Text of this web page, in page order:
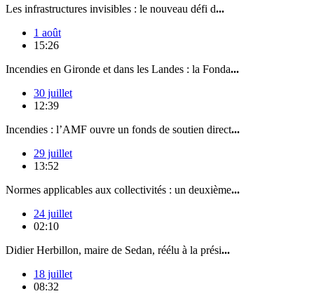
Les infrastructures invisibles : le nouveau défi d...
1 août
15:26
Incendies en Gironde et dans les Landes : la Fonda...
30 juillet
12:39
Incendies : l’AMF ouvre un fonds de soutien direct...
29 juillet
13:52
Normes applicables aux collectivités : un deuxième...
24 juillet
02:10
Didier Herbillon, maire de Sedan, réélu à la prési...
18 juillet
08:32